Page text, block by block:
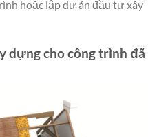
hoặc lập dự án đầu tư xây
dựng cho công trình đã